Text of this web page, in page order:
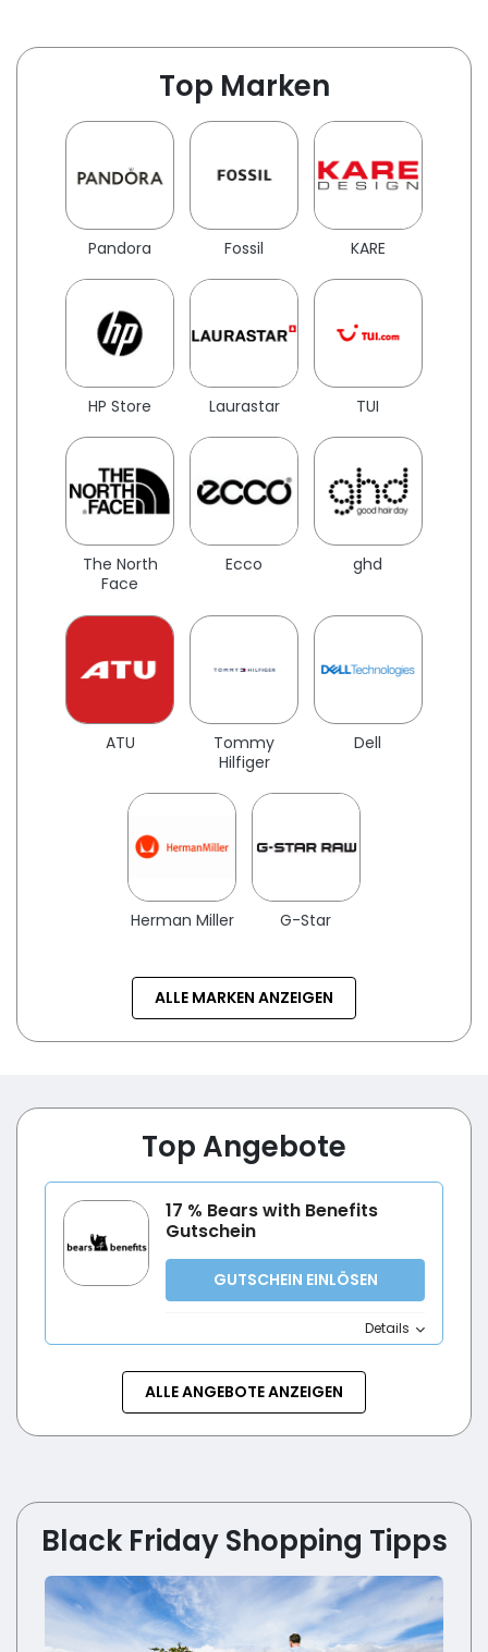
Top Marken
Pandora Fossil KARE
HP Store Laurastar TUI
The North
Face
Ecco ghd
ATU
Tommy
Hilfiger
Dell
Herman Miller G-Star
ALLE MARKEN ANZEIGEN
Top Angebote
17 % Bears with Benefits
Gutschein
GUTSCHEIN EINLÖSEN
Details
ALLE ANGEBOTE ANZEIGEN
Black Friday Shopping Tipps